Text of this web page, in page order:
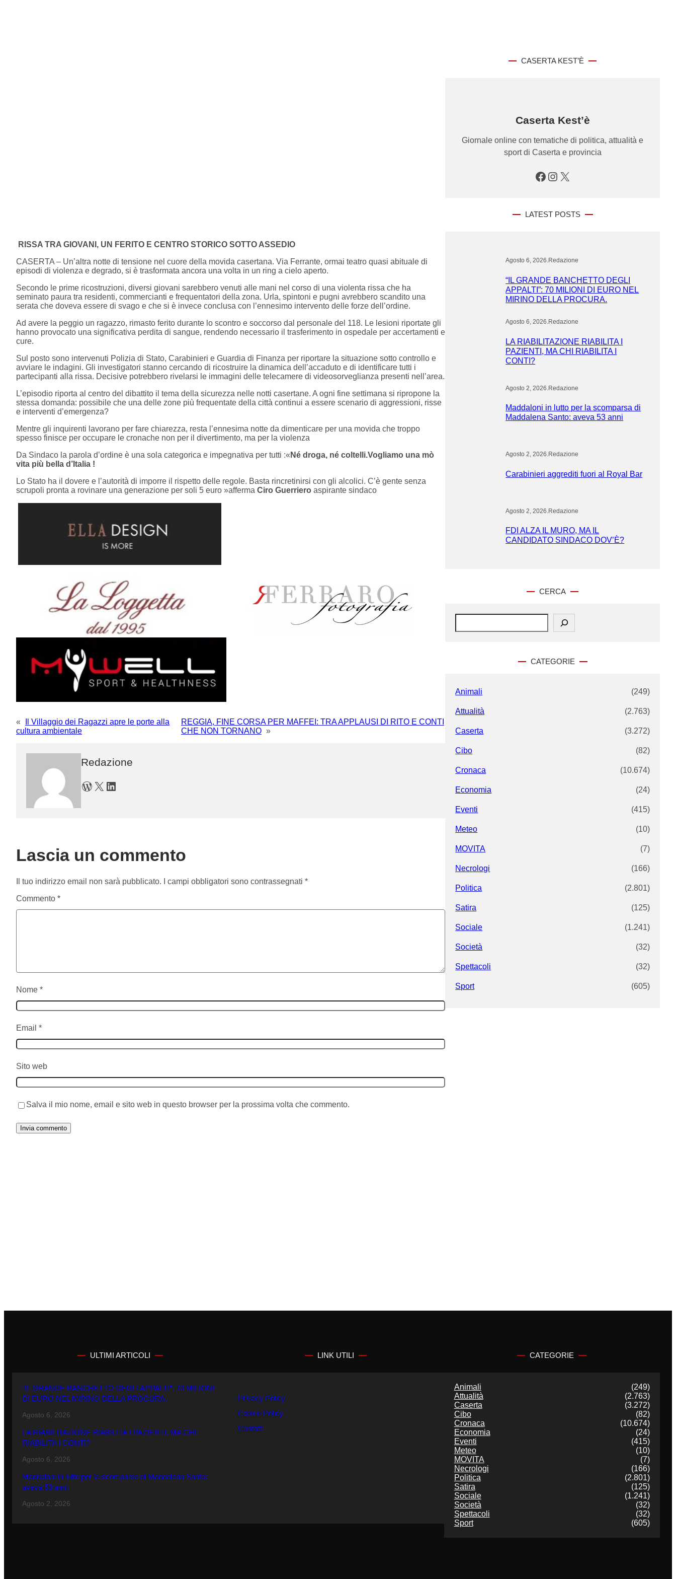
RISSA TRA GIOVANI, UN FERITO E CENTRO STORICO SOTTO ASSEDIO
CASERTA – Un’altra notte di tensione nel cuore della movida casertana. Via Ferrante, ormai teatro quasi abituale di
episodi di violenza e degrado, si è trasformata ancora una volta in un ring a cielo aperto.
Secondo le prime ricostruzioni, diversi giovani sarebbero venuti alle mani nel corso di una violenta rissa che ha
seminato paura tra residenti, commercianti e frequentatori della zona. Urla, spintoni e pugni avrebbero scandito una
serata che doveva essere di svago e che si è invece conclusa con l’ennesimo intervento delle forze dell’ordine.
Ad avere la peggio un ragazzo, rimasto ferito durante lo scontro e soccorso dal personale del 118. Le lesioni riportate gli
hanno provocato una significativa perdita di sangue, rendendo necessario il trasferimento in ospedale per accertamenti e
cure.
Sul posto sono intervenuti Polizia di Stato, Carabinieri e Guardia di Finanza per riportare la situazione sotto controllo e
avviare le indagini. Gli investigatori stanno cercando di ricostruire la dinamica dell’accaduto e di identificare tutti i
partecipanti alla rissa. Decisive potrebbero rivelarsi le immagini delle telecamere di videosorveglianza presenti nell’area.
L’episodio riporta al centro del dibattito il tema della sicurezza nelle notti casertane. A ogni fine settimana si ripropone la
stessa domanda: possibile che una delle zone più frequentate della città continui a essere scenario di aggressioni, risse
e interventi d’emergenza?
Mentre gli inquirenti lavorano per fare chiarezza, resta l’ennesima notte da dimenticare per una movida che troppo
spesso finisce per occupare le cronache non per il divertimento, ma per la violenza
Da Sindaco la parola d’ordine è una sola categorica e impegnativa per tutti :« Né droga, né coltelli.Vogliamo una mò
vita più bella d’Italia !
Lo Stato ha il dovere e l’autorità di imporre il rispetto delle regole. Basta rincretinirsi con gli alcolici. C’è gente senza
scrupoli pronta a rovinare una generazione per soli 5 euro »afferma Ciro Guerriero aspirante sindaco
«
Il Villaggio dei Ragazzi apre le porte alla
cultura ambientale
REGGIA, FINE CORSA PER MAFFEI: TRA APPLAUSI DI RITO E CONTI
CHE NON TORNANO »
Redazione
WordPress X LinkedIn
Lascia un commento
Il tuo indirizzo email non sarà pubblicato. I campi obbligatori sono contrassegnati *
Commento *
Nome *
Email *
Sito web
Salva il mio nome, email e sito web in questo browser per la prossima volta che commento.
CASERTA KEST’È
Caserta Kest’è
Giornale online con tematiche di politica, attualità e
sport di Caserta e provincia
Facebook Instagram X
LATEST POSTS
Agosto 6, 2026.Redazione
“IL GRANDE BANCHETTO DEGLI
APPALTI”: 70 MILIONI DI EURO NEL
MIRINO DELLA PROCURA.
Agosto 6, 2026.Redazione
LA RIABILITAZIONE RIABILITA I
PAZIENTI, MA CHI RIABILITA I
CONTI?
Agosto 2, 2026 Redazione
Maddaloni in lutto per la scomparsa di
Maddalena Santo: aveva 53 anni
Agosto 2, 2026.Redazione
Carabinieri aggrediti fuori al Royal Bar
Agosto 2, 2026 Redazione
FDI ALZA IL MURO, MA IL
CANDIDATO SINDACO DOV’È?
CERCA
S
CATEGORIE
Animali (249)
Attualità (2.763)
Caserta (3.272)
Cibo (82)
Cronaca (10.674)
Economia (24)
Eventi (415)
Meteo (10)
MOVITA (7)
Necrologi (166)
Politica (2.801)
Satira (125)
Sociale (1.241)
Società (32)
Spettacoli (32)
Sport (605)
ULTIMI ARTICOLI
“IL GRANDE BANCHETTO DEGLI APPALTI”: 70 MILIONI
DI EURO NEL MIRINO DELLA PROCURA.
Agosto 6, 2026
LA RIABILITAZIONE RIABILITA I PAZIENTI, MA CHI
RIABILITA I CONTI?
Agosto 6, 2026
Maddaloni in lutto per la scomparsa di Maddalena Santo:
aveva 53 anni
Agosto 2, 2026
LINK UTILI
Privacy Policy
Cookie Policy
Contatti
CATEGORIE
Animali
(249)
Attualità
(2.763)
Caserta
(3.272)
Cibo
(82)
Cronaca
(10.674)
Economia
(24)
Eventi
(415)
Meteo
(10)
MOVITA
(7)
Necrologi
(166)
Politica
(2.801)
Satira
(125)
Sociale
(1.241)
Società
(32)
Spettacoli
(32)
Sport
(605)